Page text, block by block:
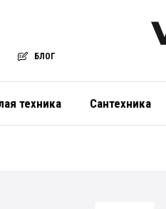
БЛОГ
техника Сантехника